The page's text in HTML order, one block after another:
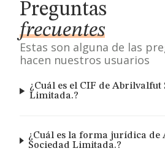
Preguntas
frecuentes
Estas son alguna de las
hacen nuestros usuarios
¿Cuál es el CIF de Abrilvalfut
Limitada.?
¿Cuál es la forma jurídica de
Sociedad Limitada.?